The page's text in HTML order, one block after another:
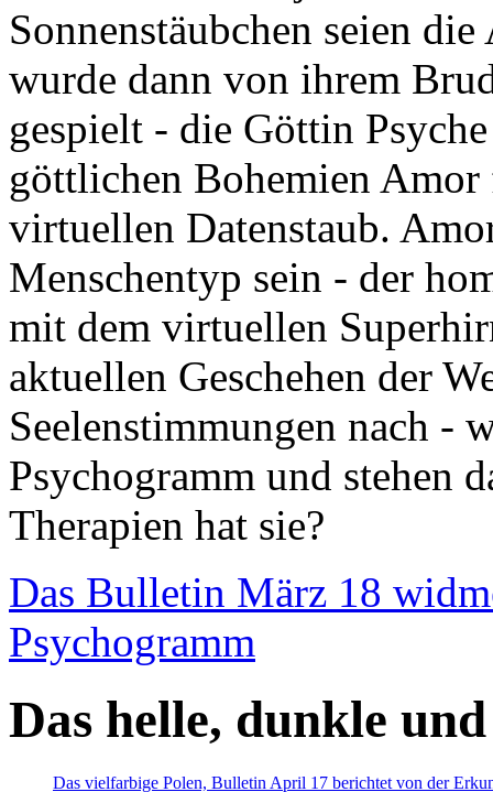
Sonnenstäubchen seien
wurde dann von ihrem
gespielt - die Göttin
göttlichen Bohemien
virtuellen Datenstaub.
Menschentyp sein - der
mit dem virtuellen
aktuellen Geschehen der
Seelenstimmungen nach -
Psychogramm und stehen
Therapien hat sie?
Das Bulletin März 18
Psychogramm
Das helle, dunkle
Das vielfarbige Polen, Bulletin April 17 berichtet von der